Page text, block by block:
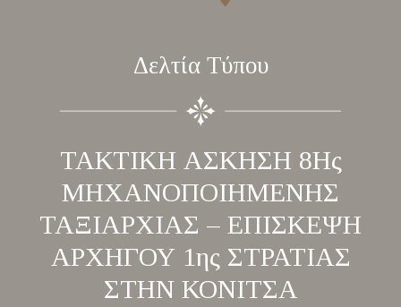
Δελτία Τύπου
ΤΑΚΤΙΚΗ ΑΣΚΗΣΗ 8Ης
ΜΗΧΑΝΟΠΟΙΗΜΕΝΗΣ
ΤΑΞΙΑΡΧΙΑΣ – ΕΠΙΣΚΕΨΗ
ΑΡΧΗΓΟΥ 1ης ΣΤΡΑΤΙΑΣ
ΣΤΗΝ ΚΟΝΙΤΣΑ